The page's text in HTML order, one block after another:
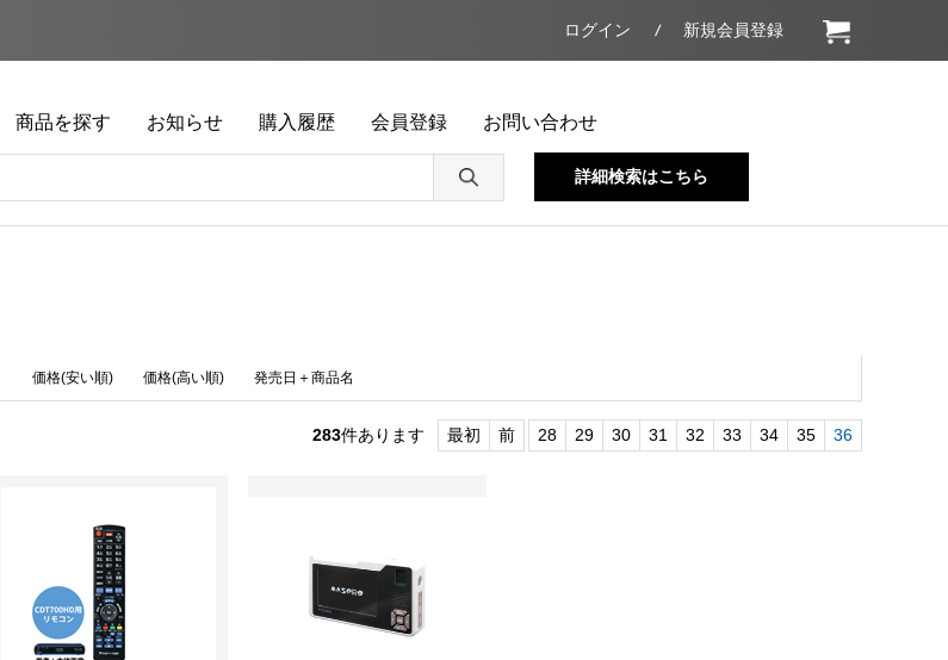
ログイン 新規会員登録
商品を探す お知らせ 購入履歴 会員登録 お問い合わせ
詳細検索はこちら
価格(安い順) 価格(高い順) 発売日＋商品名
283件あります 最初 前 28 29 30 31 32 33 34 35 36